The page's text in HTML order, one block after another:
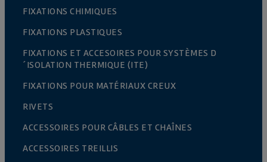
FIXATIONS CHIMIQUES
FIXATIONS PLASTIQUES
FIXATIONS ET ACCESOIRES POUR SYSTÈMES D
´ISOLATION THERMIQUE (ITE)
FIXATIONS POUR MATÉRIAUX CREUX
RIVETS
ACCESSOIRES POUR CÂBLES ET CHAÎNES
ACCESSOIRES TREILLIS